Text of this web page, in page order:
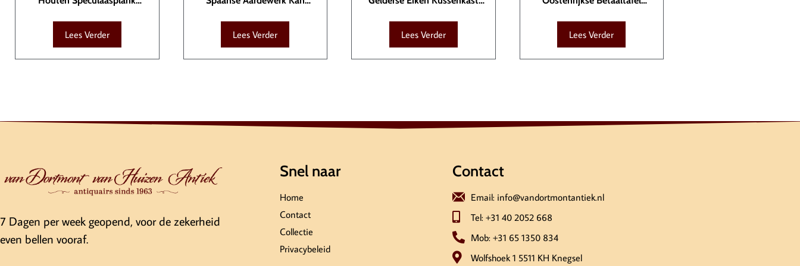
Lees Verder Lees Verder Lees Verder Lees Verder
7 Dagen per week geopend, voor de zekerheid
even bellen vooraf.
Snel naar
Home
Contact
Collectie
Privacybeleid
Contact
Email: info@vandortmontantiek.nl
Tel: +31 40 2052 668
Mob: +31 65 1350 834
Wolfshoek 1 5511 KH Knegsel